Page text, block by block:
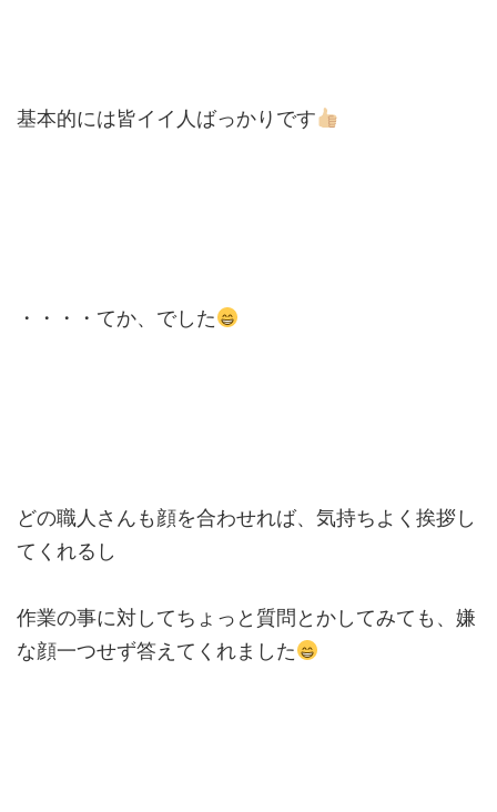
基本的には皆イイ人ばっかりです
・・・・てか、でした
どの職人さんも顔を合わせれば、気持ちよく挨拶し
てくれるし
作業の事に対してちょっと質問とかしてみても、嫌
な顔一つせず答えてくれました